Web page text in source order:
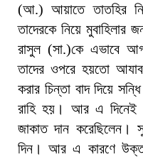
(আ.) আয়াতে তাতহির
তাদেরকে নিয়ে মুবাহিলার
রাসুল (সা.)কে এভাবে
তাদের ওপরে হয়তো
করার চিন্তা বাদ দিয়ে
রাহি হয়। আর এ
জাকাত দান করেছিলেন।
দিন। আর এ কারণে উক্ত